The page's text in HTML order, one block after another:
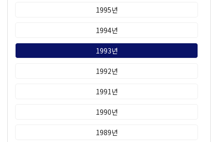
1995년
1994년
1993년
1992년
1991년
1990년
1989년